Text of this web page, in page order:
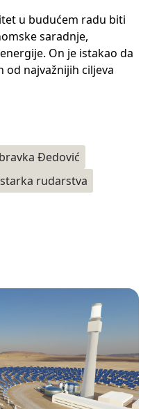
u budućem radu biti
saradnje,
On je istakao da
od najvažnijih ciljeva
Đedović
rudarstva